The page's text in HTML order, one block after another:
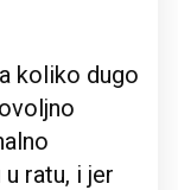
koliko dugo
ratu, i jer